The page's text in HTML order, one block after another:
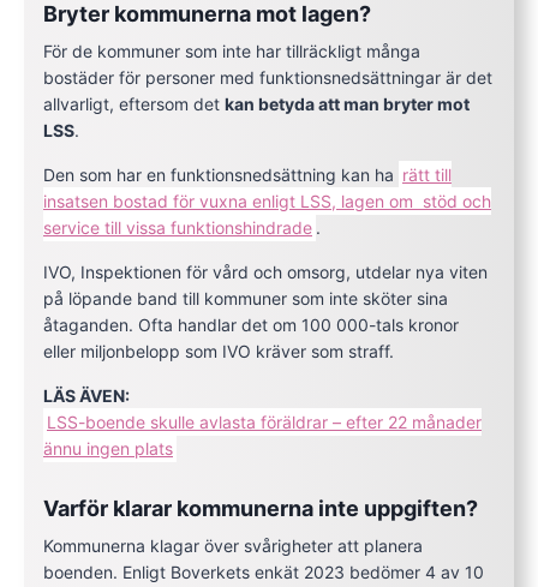
Bryter kommunerna mot lagen?
För de kommuner som inte har tillräckligt många
bostäder för personer med funktionsnedsättningar är det
allvarligt, eftersom det kan betyda att man bryter mot
LSS.
Den som har en funktionsnedsättning kan ha rätt till
insatsen bostad för vuxna enligt LSS, lagen om stöd och
service till vissa funktionshindrade .
IVO, Inspektionen för vård och omsorg, utdelar nya viten
på löpande band till kommuner som inte sköter sina
åtaganden. Ofta handlar det om 100 000-tals kronor
eller miljonbelopp som IVO kräver som straff.
LÄS ÄVEN:
LSS-boende skulle avlasta föräldrar – efter 22 månader
ännu ingen plats
Varför klarar kommunerna inte uppgiften?
Kommunerna klagar över svårigheter att planera
boenden. Enligt Boverkets enkät 2023 bedömer 4 av 10